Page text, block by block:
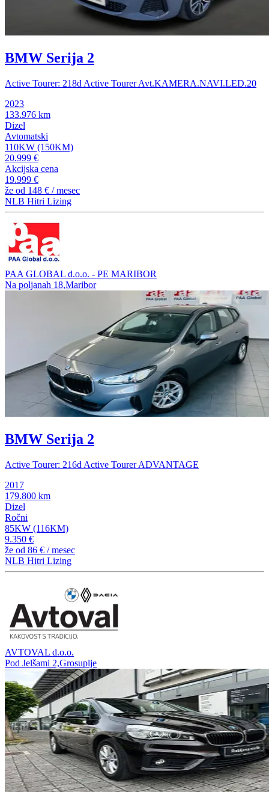
BMW Serija 2
Active Tourer: 218d Active Tourer Avt.KAMERA.NAVI.LED.20
2023
133.976 km
Dizel
Avtomatski
110KW (150KM)
20.999 €
Akcijska cena
19.999 €
že od 148 € / mesec
NLB Hitri Lizing
PAA GLOBAL d.o.o. - PE MARIBOR
Na poljanah 18,Maribor
BMW Serija 2
Active Tourer: 216d Active Tourer ADVANTAGE
2017
179.800 km
Dizel
Ročni
85KW (116KM)
9.350 €
že od 86 € / mesec
NLB Hitri Lizing
AVTOVAL d.o.o.
Pod Jelšami 2,Grosuplje